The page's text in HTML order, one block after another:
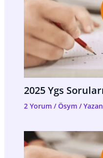
2025 Ygs
2 Yorum /Ösym/ Yazan